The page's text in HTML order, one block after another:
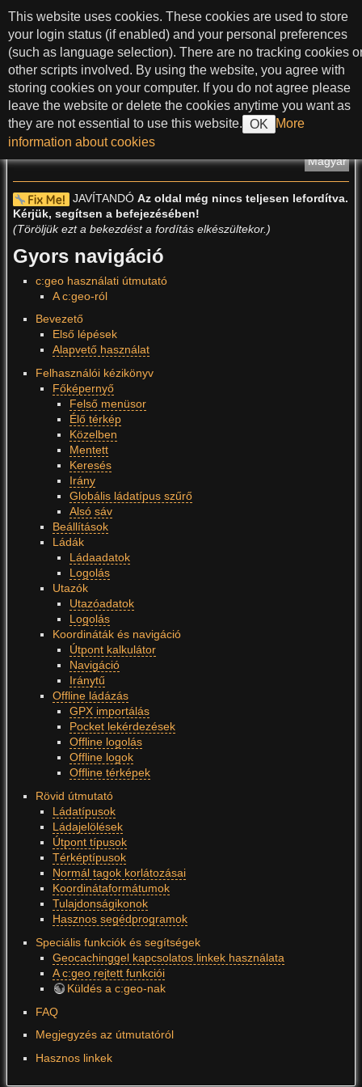
ugrás a tartalomhoz
c:geo User Guide
>
Magyar
JAVÍTANDÓ Az oldal még nincs teljesen lefordítva.
Kérjük, segítsen a befejezésében!
(Töröljük ezt a bekezdést a fordítás elkészültekor.)
Gyors navigáció
c:geo használati útmutató
A c:geo-ról
Bevezető
Első lépések
Alapvető használat
Felhasználói kézikönyv
Főképernyő
Felső menüsor
Élő térkép
Közelben
Mentett
Keresés
Irány
Globális ládatípus szűrő
Alsó sáv
Beállítások
Ládák
Ládaadatok
Logolás
Utazók
Utazóadatok
Logolás
Koordináták és navigáció
Útpont kalkulátor
Navigáció
Iránytű
Offline ládázás
GPX importálás
Pocket lekérdezések
Offline logolás
Offline logok
Offline térképek
Rövid útmutató
Ládatípusok
Ládajelölések
Útpont típusok
Térképtípusok
Normál tagok korlátozásai
Koordinátaformátumok
Tulajdonságikonok
Hasznos segédprogramok
Speciális funkciók és segítségek
Geocachinggel kapcsolatos linkek használata
A c:geo rejtett funkciói
Küldés a c:geo-nak
FAQ
Megjegyzés az útmutatóról
Hasznos linkek
This website uses cookies. These cookies are used to store
your login status (if enabled) and your personal preferences
(such as language selection). There are no tracking cookies
other scripts involved. By using the website, you agree with
storing cookies on your computer. If you do not agree please
leave the website or delete the cookies anytime you want as
they are not essential to use this website. OK
More
information about cookies